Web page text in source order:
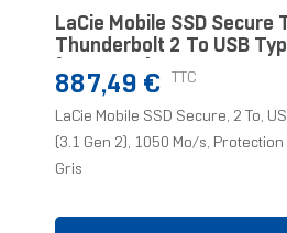
LaCie Mobile SSD Secure
Thunderbolt 2 To USB
(3.1 Gen 2) Gris
Prix
887,49 € TTC
LaCie Mobile SSD Secure, 2 To,
(3.1 Gen 2), 1050 Mo/s,
Gris